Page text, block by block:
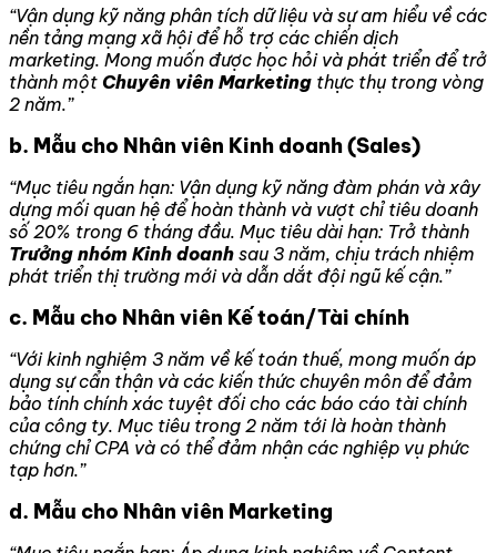
“Vận dụng kỹ năng phân tích dữ liệu và sự am hiểu về các
nền tảng mạng xã hội để hỗ trợ các chiến dịch
marketing. Mong muốn được học hỏi và phát triển để trở
thành một Chuyên viên Marketing thực thụ trong vòng
2 năm.”
b. Mẫu cho Nhân viên Kinh doanh (Sales)
“Mục tiêu ngắn hạn: Vận dụng kỹ năng đàm phán và xây
dựng mối quan hệ để hoàn thành và vượt chỉ tiêu doanh
số 20% trong 6 tháng đầu. Mục tiêu dài hạn: Trở thành
Trưởng nhóm Kinh doanh sau 3 năm, chịu trách nhiệm
phát triển thị trường mới và dẫn dắt đội ngũ kế cận.”
c. Mẫu cho Nhân viên Kế toán/Tài chính
“Với kinh nghiệm 3 năm về kế toán thuế, mong muốn áp
dụng sự cẩn thận và các kiến thức chuyên môn để đảm
bảo tính chính xác tuyệt đối cho các báo cáo tài chính
của công ty. Mục tiêu trong 2 năm tới là hoàn thành
chứng chỉ CPA và có thể đảm nhận các nghiệp vụ phức
tạp hơn.”
d. Mẫu cho Nhân viên Marketing